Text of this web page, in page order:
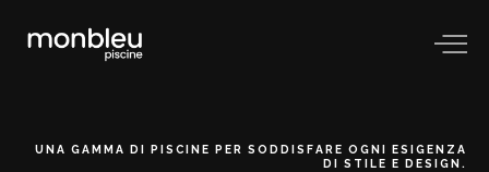
UNA GAMMA DI PISCINE PER SODDISFARE OGNI ESIGENZA
DI STILE E DESIGN.